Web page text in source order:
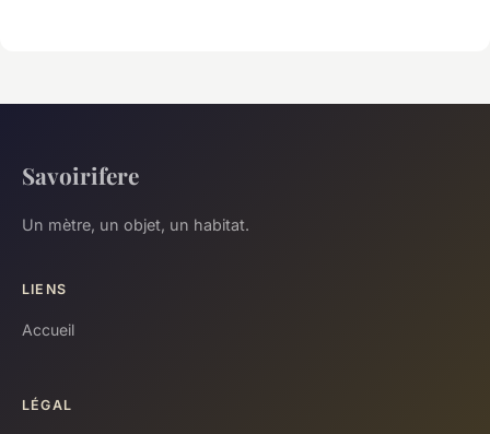
Savoirifere
Un mètre, un objet, un habitat.
LIENS
Accueil
LÉGAL